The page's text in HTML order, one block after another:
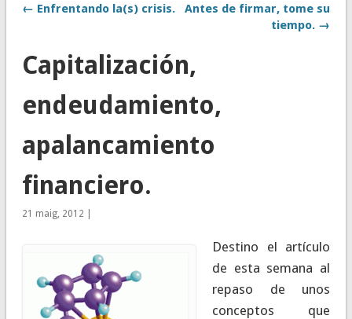
← Enfrentando la(s) crisis.
Antes de firmar, tome su
tiempo. →
Capitalización,
endeudamiento,
apalancamiento
financiero.
21 maig, 2012 |
Destino el artículo
de esta semana al
repaso de unos
conceptos que